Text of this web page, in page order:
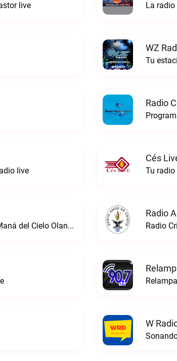
live La radio
WZ
Tu
Radio
live
Cés
Tu radio
Saciando tu vida con la palabra de DiosRadio Maná del Cielo Olanchito live
Radio
Radio
W